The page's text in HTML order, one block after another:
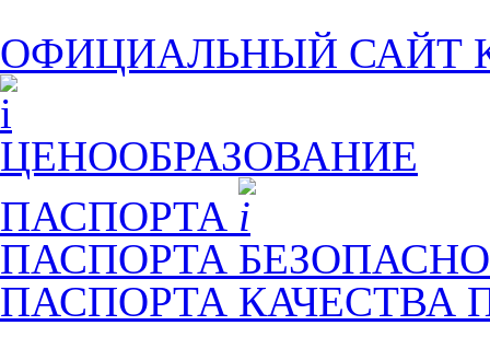
ОФИЦИАЛЬНЫЙ САЙТ
ЦЕНООБРАЗОВАНИЕ
ПАСПОРТА
ПАСПОРТА
ПАСПОРТА КАЧЕСТВА